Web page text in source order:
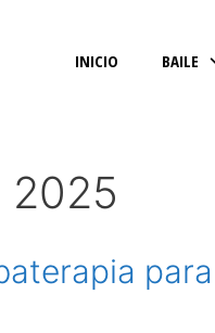
INICIO BAILE
2025